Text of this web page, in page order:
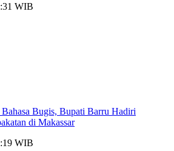
WIB
Bugis, Bupati Barru Hadiri
di Makassar
WIB